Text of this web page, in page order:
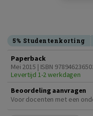
5% Studentenkorting
Paperback
Mei 2015 | ISBN
Levertijd 1-2 werkdagen
Beoordeling aanvragen
Voor docenten met een